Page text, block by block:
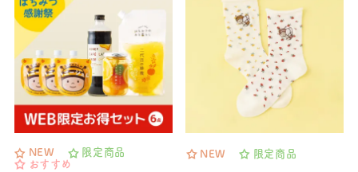
NEW
限定商品
おすすめ
NEW 限定商品